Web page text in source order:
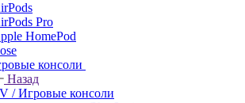
Pro
HomePod
консоли
Назад
/ Игровые консоли